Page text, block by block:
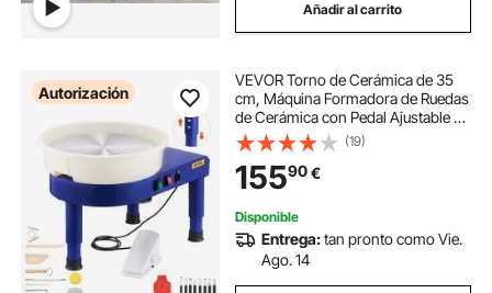
Añadir al carrito
Autorización
VEVOR Torno de Cerámica de 35
cm, Máquina Formadora de Ruedas
de Cerámica con Pedal Ajustable de
60 a 300 RPM, Pata de Elevación
Ajustable, Cuenco Desmontable
para Manualidades, Bricolaje, Azul
(19)
15590€
Disponible
Entrega:tan pronto como Vie.
Ago. 14